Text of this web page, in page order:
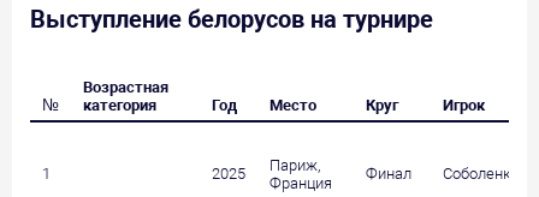
Выступление белорусов на турнире
№
Возрастная
категория
Год Место Круг Игрок
1 2025
Париж,
Франция
Финал Соболенко